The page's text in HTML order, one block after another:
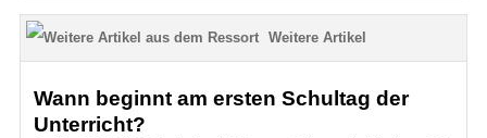
Weitere Artikel
Wann beginnt am ersten Schultag der
Unterricht?